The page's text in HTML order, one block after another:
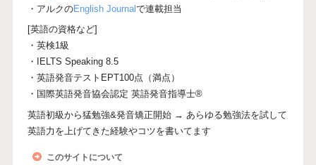
・アルクのEnglish Journalで連載担当
[英語の資格など]
・英検1級
・IELTS Speaking 8.5
・英語発音テストEPT100点（満点）
・国際英語発音協会認定 英語発音指導士®
英語初級から猛勉強&発音矯正開始 → あらゆる勉強法を試して
英語力を上げてきた経験やコツを書いてます
このサイトについて